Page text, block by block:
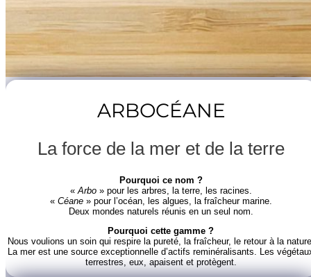
ARBOCÉANE
La force de la mer et de la terre
Pourquoi ce nom ?
« Arbo» pour les arbres, la terre, les racines.
« Céane» pour l’océan, les algues, la fraîcheur marine.
Deux mondes naturels réunis en un seul nom.
Pourquoi cette gamme ?
Nous voulions un soin qui respire la pureté, la fraîcheur, le retour à la
La mer est une source exceptionnelle d’actifs reminéralisants. Les
terrestres, eux, apaisent et protègent.